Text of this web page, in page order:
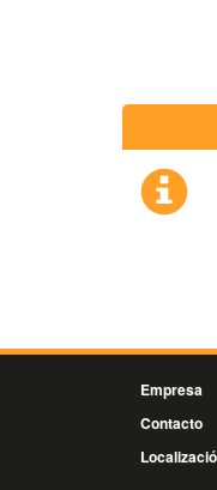
Empresa
Contacto